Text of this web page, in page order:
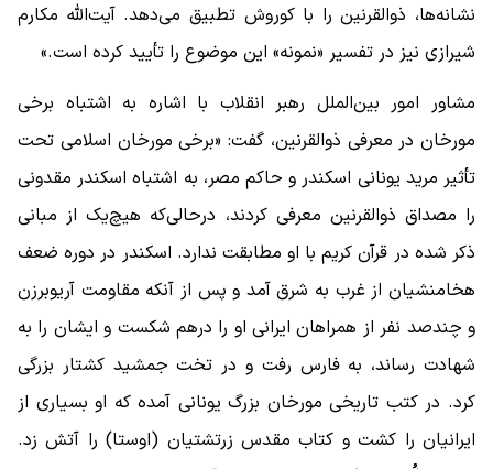
نشانه‌ها، ذوالقرنین را با کوروش تطبیق می‌دهد. آیت‌الله مکارم
شیرازی نیز در تفسیر «نمونه» این موضوع را تأیید کرده است.»
مشاور امور بین‌الملل رهبر انقلاب با اشاره به اشتباه برخی
مورخان در معرفی ذوالقرنین، گفت: «برخی مورخان اسلامی تحت
تأثیر مرید یونانی اسکندر و حاکم مصر، به اشتباه اسکندر مقدونی
را مصداق ذوالقرنین معرفی کردند، درحالی‌که هیچ‌یک از مبانی
ذکر شده در قرآن کریم با او مطابقت ندارد. اسکندر در دوره ضعف
هخامنشیان از غرب به شرق آمد و پس از آنکه مقاومت آریو‌برزن
و چندصد نفر از همراهان ایرانی او را درهم شکست و ایشان را به
شهادت رساند، به فارس رفت و در تخت جمشید کشتار بزرگی
کرد. در کتب تاریخی مورخان بزرگ یونانی آمده که او بسیاری از
ایرانیان را کشت و کتاب مقدس زرتشتیان (اوستا) را آتش زد.